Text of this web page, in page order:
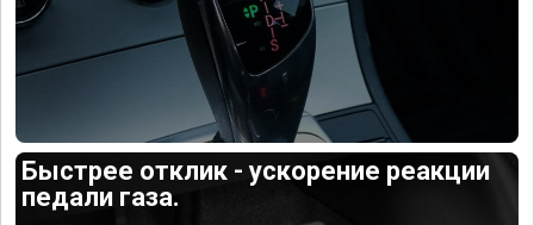
Быстрее отклик - ускорение реакции
педали газа.